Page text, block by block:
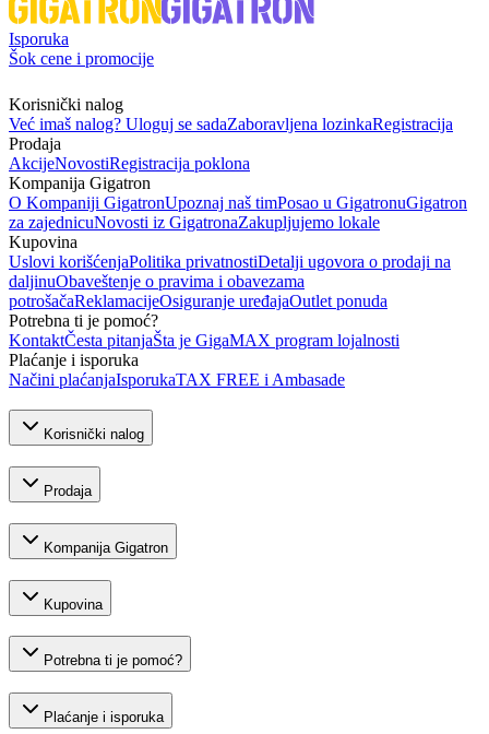
Isporuka
Šok cene i promocije
Korisnički nalog
Već imaš nalog? Uloguj se sadaZaboravljena lozinkaRegistracija
Prodaja
AkcijeNovostiRegistracija poklona
Kompanija Gigatron
O Kompaniji GigatronUpoznaj naš timPosao u GigatronuGigatron
za zajednicuNovosti iz GigatronaZakupljujemo lokale
Kupovina
Uslovi korišćenjaPolitika privatnostiDetalji ugovora o prodaji na
daljinuObaveštenje o pravima i obavezama
potrošačaReklamacijeOsiguranje uređajaOutlet ponuda
Potrebna ti je pomoć?
KontaktČesta pitanjaŠta je GigaMAX program lojalnosti
Plaćanje i isporuka
Načini plaćanjaIsporukaTAX FREE i Ambasade
Korisnički nalog
Prodaja
Kompanija Gigatron
Kupovina
Potrebna ti je pomoć?
Plaćanje i isporuka